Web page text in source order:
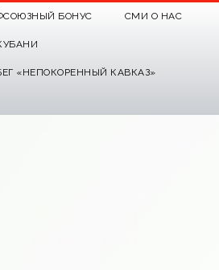
БОНУС СМИ О НАС
«НЕПОКОРЕННЫЙ КАВКАЗ»